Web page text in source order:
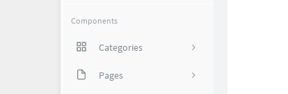
Components
Categories
35
网络技巧
Pages